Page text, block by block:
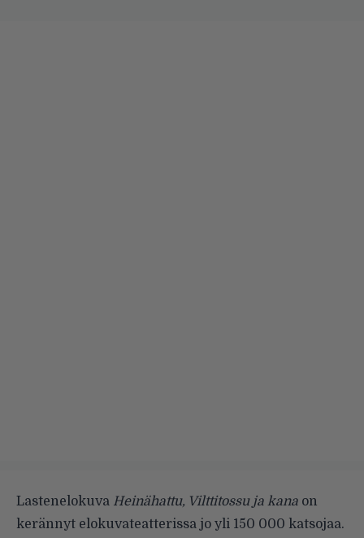
Lastenelokuva Heinähattu, Vilttitossu ja kana on
kerännyt elokuvateatterissa jo yli 150 000 katsojaa.